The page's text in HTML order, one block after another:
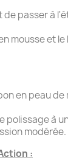
de passer à
mousse et
en peau de
polissage à
modérée.
: